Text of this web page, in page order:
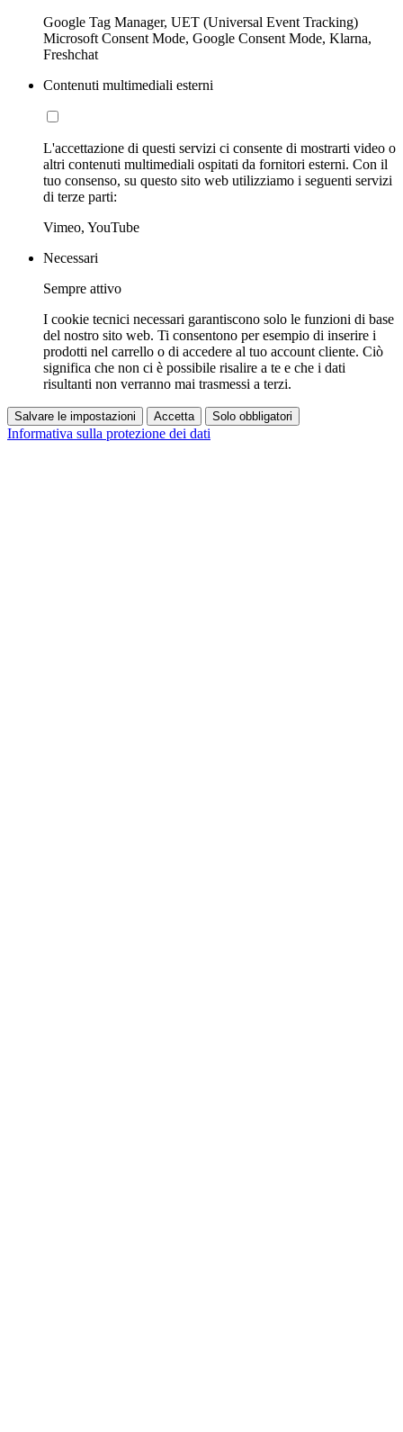
Google Tag Manager, UET (Universal Event Tracking)
Microsoft Consent Mode, Google Consent Mode, Klarna,
Freshchat
Contenuti multimediali esterni
L'accettazione di questi servizi ci consente di mostrarti video o
altri contenuti multimediali ospitati da fornitori esterni. Con il
tuo consenso, su questo sito web utilizziamo i seguenti servizi
di terze parti:
Vimeo, YouTube
Necessari
Sempre attivo
I cookie tecnici necessari garantiscono solo le funzioni di base
del nostro sito web. Ti consentono per esempio di inserire i
prodotti nel carrello o di accedere al tuo account cliente. Ciò
significa che non ci è possibile risalire a te e che i dati
risultanti non verranno mai trasmessi a terzi.
Salvare le impostazioni Accetta Solo obbligatori
Informativa sulla protezione dei dati